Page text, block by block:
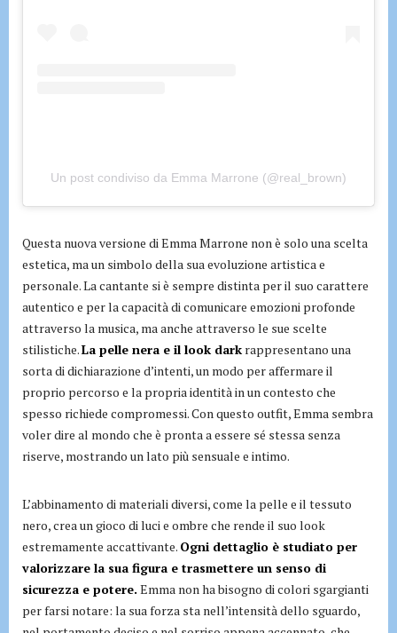
Un post condiviso da Emma Marrone (@real_brown)
Questa nuova versione di Emma Marrone non è solo una scelta
estetica, ma un simbolo della sua evoluzione artistica e
personale. La cantante si è sempre distinta per il suo carattere
autentico e per la capacità di comunicare emozioni profonde
attraverso la musica, ma anche attraverso le sue scelte
stilistiche.La pelle nera e il look dark rappresentano una
sorta di dichiarazione d’intenti, un modo per affermare il
proprio percorso e la propria identità in un contesto che
spesso richiede compromessi. Con questo outfit, Emma sembra
voler dire al mondo che è pronta a essere sé stessa senza
riserve, mostrando un lato più sensuale e intimo.
L’abbinamento di materiali diversi, come la pelle e il tessuto
nero, crea un gioco di luci e ombre che rende il suo look
estremamente accattivante. Ogni dettaglio è studiato per
valorizzare la sua figura e trasmettere un senso di
sicurezza e potere. Emma non ha bisogno di colori sgargianti
per farsi notare: la sua forza sta nell’intensità dello sguardo,